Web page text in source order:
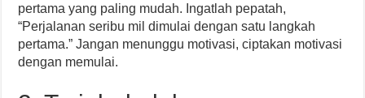
pertama yang paling mudah. Ingatlah pepatah,
“Perjalanan seribu mil dimulai dengan satu langkah
pertama.” Jangan menunggu motivasi, ciptakan motivasi
dengan memulai.